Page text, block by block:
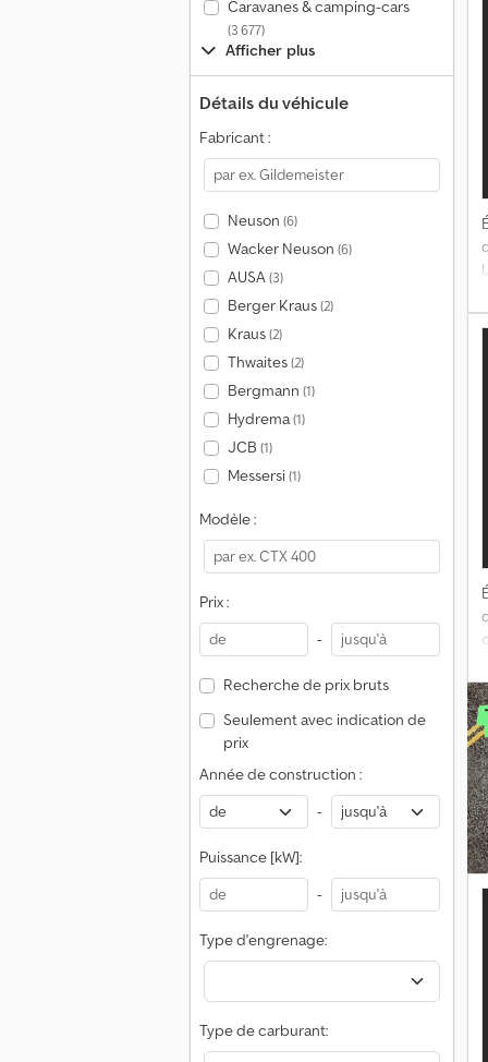
Caravanes & camping-cars
(3 677)
Afficher plus
Détails du véhicule
Fabricant :
Neuson (6)
Wacker Neuson (6)
AUSA(3)
Berger Kraus(2)
Kraus(2)
Thwaites(2)
Bergmann (1)
Hydrema(1)
JCB (1)
Messersi(1)
Modèle :
Prix :
-
Recherche de prix bruts
Seulement avec indication de
prix
Année de construction :
-
Puissance [kW]:
-
Type d'engrenage:
Type de carburant: